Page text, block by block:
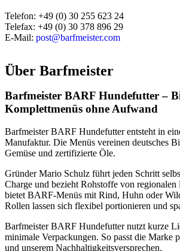
Telefon: +49 (0) 30 255 623 24
Telefax: +49 (0) 30 378 896 29
E-Mail: post@barfmeister.com
Über Barfmeister
Barfmeister BARF Hundefutter –
Komplettmenüs ohne Aufwand
Barfmeister BARF Hundefutter entsteht in
Manufaktur. Die Menüs vereinen deutsches
Gemüse und zertifizierte Öle.
Gründer Mario Schulz führt jeden Schritt
Charge und bezieht Rohstoffe von regionalen
bietet BARF-Menüs mit Rind, Huhn oder
Rollen lassen sich flexibel portionieren und
Barfmeister BARF Hundefutter nutzt kurze
minimale Verpackungen. So passt die Marke
und unserem Nachhaltigkeitsversprechen.